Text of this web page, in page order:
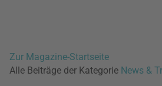
Zur Magazine-Startseite
Alle Beiträge der Kategorie News &